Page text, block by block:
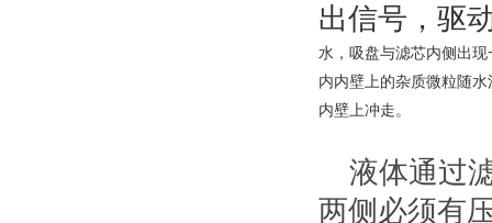
出信号，驱
水，吸盘与滤芯内侧出
内内壁上的杂质微粒随
内壁上冲走。
液体通过
两侧必须有